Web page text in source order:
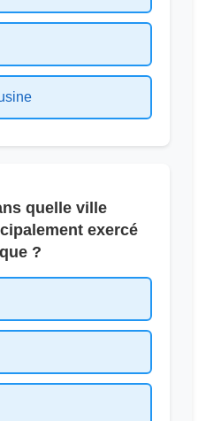
quelle ville
exercé
?